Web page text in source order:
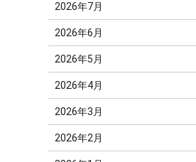
2026年7月
2026年6月
2026年5月
2026年4月
2026年3月
2026年2月